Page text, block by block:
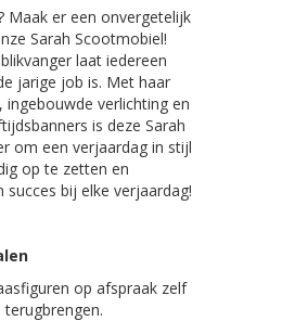
Maak er een onvergetelijk
Sarah Scootmobiel!
laat iedereen
jarige job is. Met haar
verlichting en
is deze Sarah
om een verjaardag in stijl
op te zetten en
succes bij elke verjaardag!
op afspraak zelf